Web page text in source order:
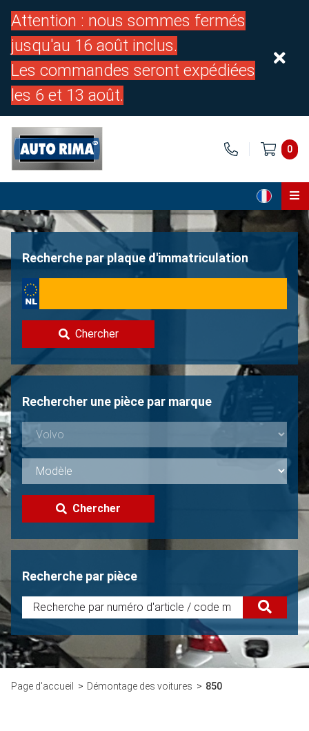
Attention : nous sommes fermés
jusqu'au 16 août inclus.
Les commandes seront expédiées
les 6 et 13 août.
0
Page d'accueil
À propos de nous
Contacter
Vendre une Volvo?
Non trouvée?
Recherche par plaque d'immatriculation
Chercher
Rechercher une pièce par marque
Chercher
Recherche par pièce
Page d'accueil Démontage des voitures 850